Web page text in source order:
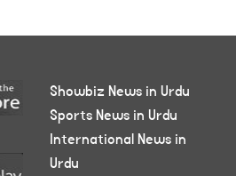
Showbiz News in Urdu
Sports News in Urdu
International News in
Urdu